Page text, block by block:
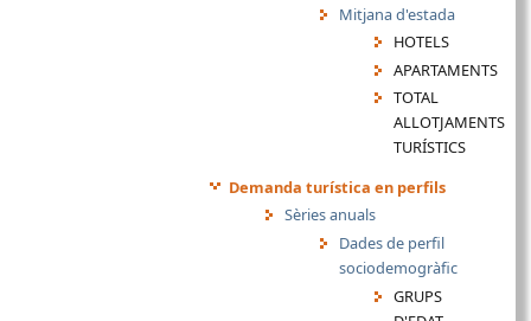
Mitjana d'estada
HOTELS
APARTAMENTS
TOTAL
ALLOTJAMENTS
TURÍSTICS
Demanda turística en perfils
Sèries anuals
Dades de perfil
sociodemogràfic
GRUPS